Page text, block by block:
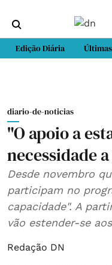
Edição Diária Últimas
diario-de-noticias
"O apoio a
necessidade
Desde novembro
participam no
capacidade". A
vão estender-se
Redação DN